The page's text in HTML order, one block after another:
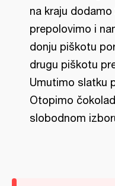
na kraju dodamo
prepolovimo i
donju piškotu
drugu piškotu
Umutimo slatku
Otopimo
slobodnom